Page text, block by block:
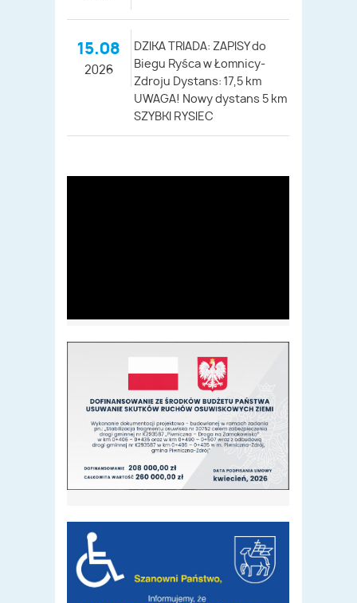
15.08
2026
DZIKA TRIADA: ZAPISY do
Biegu Ryśca w Łomnicy-
Zdroju Dystans: 17,5 km
UWAGA! Nowy dystans 5 km
SZYBKI RYSIEC